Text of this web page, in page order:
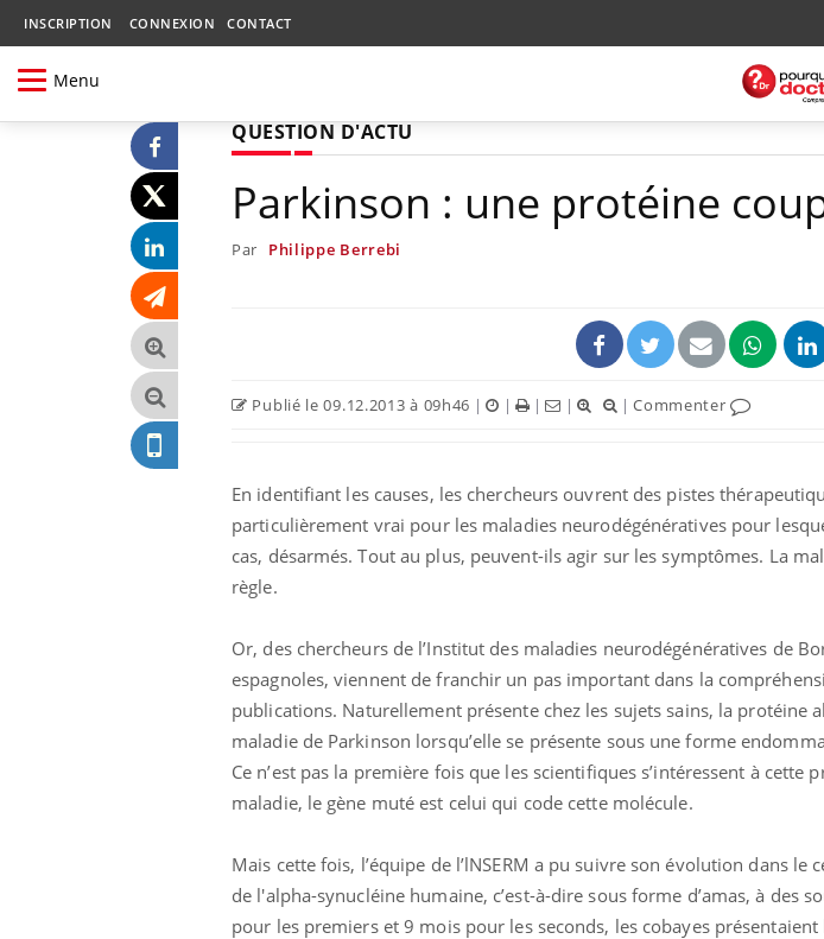
INSCRIPTION CONNEXION CONTACT
Menu
QUESTION D'ACTU
Parkinson : une protéine
Par Philippe Berrebi
Publié le 09.12.2013 à 09h46 | | | | |Commenter
En identifiant les causes, les chercheurs ouvrent des pistes
particulièrement vrai pour les maladies neurodégénératives pour
cas, désarmés. Tout au plus, peuvent-ils agir sur les symptômes. La
règle.
Or, des chercheurs de l’Institut des maladies neurodégénératives de
espagnoles, viennent de franchir un pas important dans la
publications. Naturellement présente chez les sujets sains, la protéine
maladie de Parkinson lorsqu’elle se présente sous une forme
Ce n’est pas la première fois que les scientifiques s’intéressent à
maladie, le gène muté est celui qui code cette molécule.
Mais cette fois, l’équipe de l’lNSERM a pu suivre son évolution dans
de l'alpha-synucléine humaine, c’est-à-dire sous forme d’amas, à des
pour les premiers et 9 mois pour les seconds, les cobayes
Les troubles du
modifient votre
Mon enfant est-il trop
sensible ou
très empathique ?
Bébés, jeunes enfants
quelle trousse à
pharmacie pour les
vacances ?